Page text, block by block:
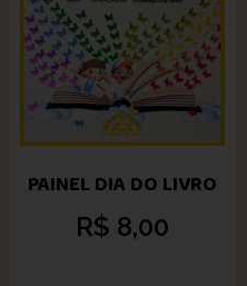
PAINEL DIA DO LIVRO
R$ 8,00